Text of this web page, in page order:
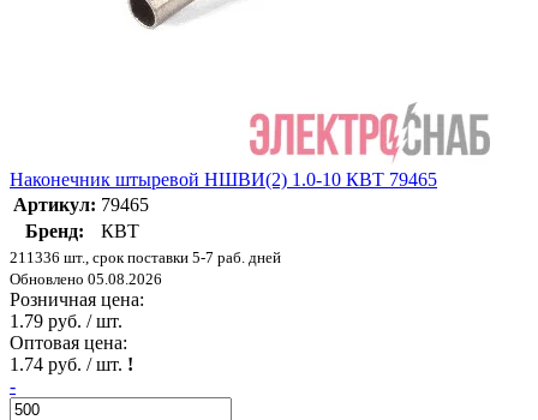
Наконечник штыревой НШВИ(2) 1.0-10 КВТ 79465
Артикул: 79465
Бренд:
КВТ
211336 шт., срок поставки 5-7 раб. дней
Обновлено 05.08.2026
Розничная цена:
1.79 руб. / шт.
Оптовая цена:
1.74 руб. / шт. !
-